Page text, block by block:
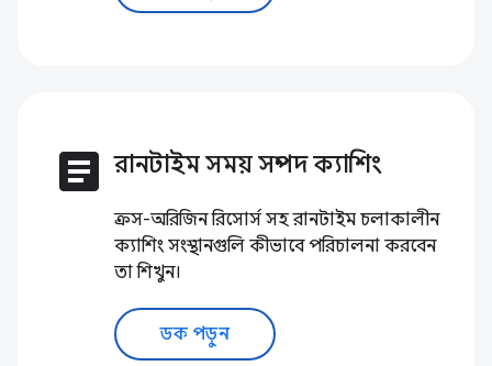
article রানটাইম সময় সম্পদ ক্যাশিং
ক্রস-অরিজিন রিসোর্স সহ রানটাইম চলাকালীন
ক্যাশিং সংস্থানগুলি কীভাবে পরিচালনা করবেন
তা শিখুন।
ডক পড়ুন